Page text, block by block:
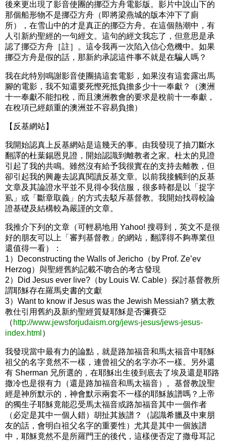
後來更出現了影音使團的挪亞方舟電影版。影片中說山下的
那個船形物不是挪亞方舟（即將梁燕城的版本沖下了廁
所），在雪山中的才是真正的挪亞方舟。在這個熱潮中，有
人引新約聖經的一句經文。這句的經文我忘了，但意思是承
認了挪亞方舟［註］。這令我再一次陷入信心危機中。如果
挪亞方舟是假的話，那新約承認這件事不就是在騙人嗎？
我在此特別鳴謝影音使團搞這套電影，如果沒有這套露出馬
腳的電影，我不知還要死慳死抵負擔多少十一奉獻？（澳洲
十一奉獻不能扣稅，而且澳洲教會的要求是稅前十一奉獻，
在稅項已經頗重的澳洲並不容易負擔）
【反基網站】
我開始認真上反基網站是這幾天的事。由我發現了抽刀斷水
翻譯的杜葉錫恩見證，開始認識到離教者之家。杜太的見證
引起了我的共鳴。雖然沒有給予我很實在的支持去離教，但
卻引起我的興趣去認真閱讀反基文章。以前我接觸到的反基
文章及其論證水平並不見得令我信服，很多時都是以「捉字
虱」或「斷章取義」的方式去駁斥基督教。我開始找尋較論
證基礎及結構較為嚴謹的文章。
我推介下列的文章（可輕易地用 Yahoo! 搜尋到，英文不是很
好的朋友可以上「審判基督教」的網站，翻譯得不夠專業但
還值得一看）：
1）Deconstructing the Walls of Jericho（by Prof. Ze’ev
Herzog）與聖經舊約記載不吻合的考古發現
2）Did Jesus ever live?（by Louis W. Cable）探討基督教所
謂耶穌存在羅馬史書的文獻
3）Want to know if Jesus was the Jewish Messiah? 猶太教
教仕引用舊約及新約聖經質疑耶穌是否彌賽亞
（ http://www.jewsforjudaism.org/jews-jesus/jews-jesus-
index.html ）
我發現當中最有力的論點，就是路加福音和馬太福音中耶穌
祖父的名字竟然不一樣，連曾祖父的名字亦不一樣。另外還
有 Sherman 兄所選的，在耶穌出生後到底去了埃及還是耶路
撒冷也是很有力（還是路加福音和馬太福音）。基督教說聖
經是神所默示的，神會默示兩套不一樣的耶穌族譜嗎？上帝
的獨生子耶穌竟能忍受馬太福音或路加福音其中一個作者
（必定是其中一個人錯）胡扯其族譜？（認識希臘及中東朋
友的話，會明白祖父名字的重要性）尤其是其中一個族譜
中，耶穌竟然不是所羅門王的後代，這樣便否定了撒母耳記